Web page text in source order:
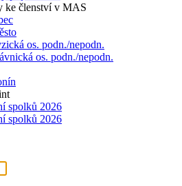
ke členství v MAS
os. podn./nepodn.
os. podn./nepodn.
spolků 2026
spolků 2026